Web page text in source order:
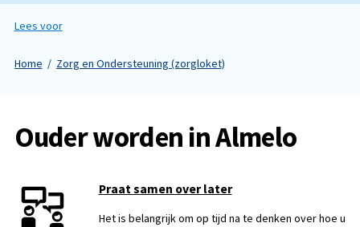
zoeken?
Lees voor
Home Zorg en Ondersteuning (zorgloket)
Ouder worden in Almelo
Praat samen over later
Het is belangrijk om op tijd na te denken over hoe u